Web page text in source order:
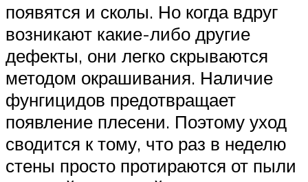
появятся и сколы. Но когда вдруг
возникают какие-либо другие
дефекты, они легко скрываются
методом окрашивания. Наличие
фунгицидов предотвращает
появление плесени. Поэтому уход
сводится к тому, что раз в неделю
стены просто протираются от пыли